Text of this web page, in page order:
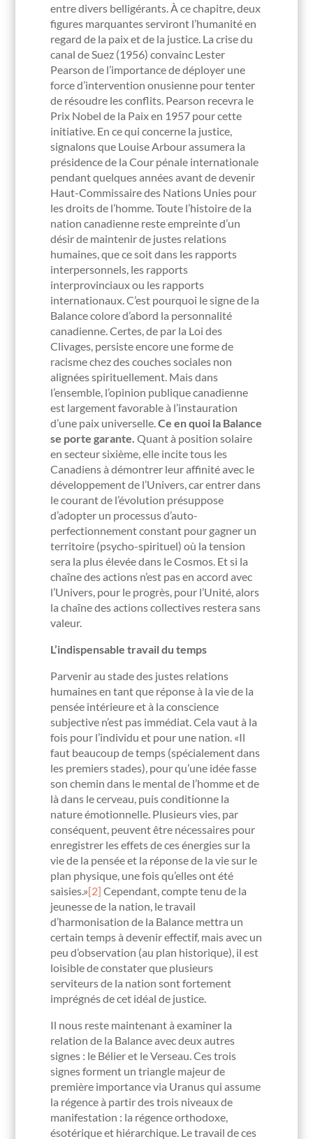
entre divers belligérants. À ce chapitre, deux
figures marquantes serviront l’humanité en
regard de la paix et de la justice. La crise du
canal de Suez (1956) convainc Lester
Pearson de l’importance de déployer une
force d’intervention onusienne pour tenter
de résoudre les conflits. Pearson recevra le
Prix Nobel de la Paix en 1957 pour cette
initiative. En ce qui concerne la justice,
signalons que Louise Arbour assumera la
présidence de la Cour pénale internationale
pendant quelques années avant de devenir
Haut-Commissaire des Nations Unies pour
les droits de l’homme. Toute l’histoire de la
nation canadienne reste empreinte d’un
désir de maintenir de justes relations
humaines, que ce soit dans les rapports
interpersonnels, les rapports
interprovinciaux ou les rapports
internationaux. C’est pourquoi le signe de la
Balance colore d’abord la personnalité
canadienne. Certes, de par la Loi des
Clivages, persiste encore une forme de
racisme chez des couches sociales non
alignées spirituellement. Mais dans
l’ensemble, l’opinion publique canadienne
est largement favorable à l’instauration
d’une paix universelle.Ce en quoi la Balance
se porte garante.Quant à position solaire
en secteur sixième, elle incite tous les
Canadiens à démontrer leur affinité avec le
développement de l’Univers, car entrer dans
le courant de l’évolution présuppose
d’adopter un processus d’auto-
perfectionnement constant pour gagner un
territoire (psycho-spirituel) où la tension
sera la plus élevée dans le Cosmos. Et si la
chaîne des actions n’est pas en accord avec
l’Univers, pour le progrès, pour l’Unité, alors
la chaîne des actions collectives restera sans
valeur.
L’indispensable travail du temps
Parvenir au stade des justes relations
humaines en tant que réponse à la vie de la
pensée intérieure et à la conscience
subjective n’est pas immédiat. Cela vaut à la
fois pour l’individu et pour une nation. «Il
faut beaucoup de temps (spécialement dans
les premiers stades), pour qu’une idée fasse
son chemin dans le mental de l’homme et de
là dans le cerveau, puis conditionne la
nature émotionnelle. Plusieurs vies, par
conséquent, peuvent être nécessaires pour
enregistrer les effets de ces énergies sur la
vie de la pensée et la réponse de la vie sur le
plan physique, une fois qu’elles ont été
saisies.»[2] Cependant, compte tenu de la
jeunesse de la nation, le travail
d’harmonisation de la Balance mettra un
certain temps à devenir effectif, mais avec un
peu d’observation (au plan historique), il est
loisible de constater que plusieurs
serviteurs de la nation sont fortement
imprégnés de cet idéal de justice.
Il nous reste maintenant à examiner la
relation de la Balance avec deux autres
signes : le Bélier et le Verseau. Ces trois
signes forment un triangle majeur de
première importance via Uranus qui assume
la régence à partir des trois niveaux de
manifestation : la régence orthodoxe,
ésotérique et hiérarchique. Le travail de ces